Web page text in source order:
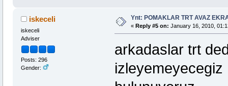
iskeceli
iskeceli
Adviser
Posts: 296
Gender:
Ynt: POMAKLAR TRT AVAZ
« Reply #5 on: January 16, 2010,
arkadaslar trt